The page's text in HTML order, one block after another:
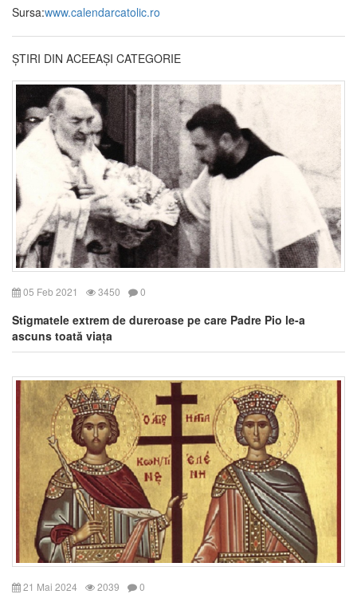
Sursa:www.calendarcatolic.ro
ȘTIRI DIN ACEEAȘI CATEGORIE
05 Feb 2021 3450 0
Stigmatele extrem de dureroase pe care Padre Pio le-a
ascuns toată viața
21 Mai 2024 2039 0